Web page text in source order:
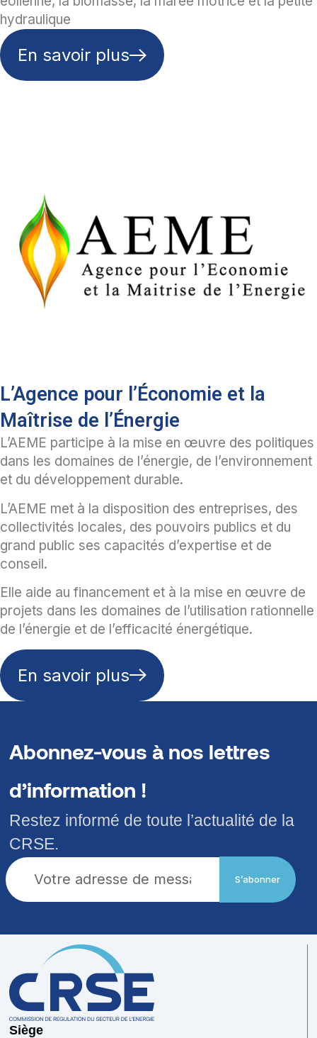
hydraulique
En savoir plus
L’Agence pour l’Économie et la
Maîtrise de l’Énergie
L’AEME participe à la mise en œuvre des politiques
dans les domaines de l’énergie, de l’environnement
et du développement durable.
L’AEME met à la disposition des entreprises, des
collectivités locales, des pouvoirs publics et du
grand public ses capacités d’expertise et de
conseil.
Elle aide au financement et à la mise en œuvre de
projets dans les domaines de l’utilisation rationnelle
de l’énergie et de l’efficacité énergétique.
En savoir plus
Abonnez-vous à nos lettres
d’information !
Restez informé de toute l’actualité de la
CRSE.
S’abonner
Siège